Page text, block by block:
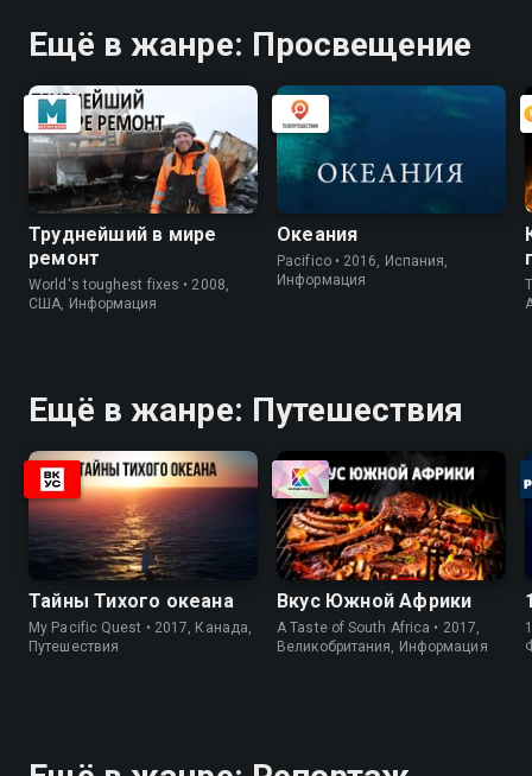
Ещё в жанре: Просвещение
Труднейший в мире
ремонт
World's toughest fixes • 2008,
США, Информация
Океания
Pacifico • 2016, Испания,
Информация
Ещё в жанре: Путешествия
Тайны Тихого океана
My Pacific Quest • 2017, Канада,
Путешествия
Вкус Южной Африки
A Taste of South Africa • 2017,
Великобритания, Информация